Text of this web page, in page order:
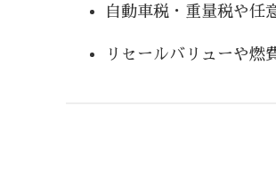
自動車税・重量税や任
リセールバリューや燃